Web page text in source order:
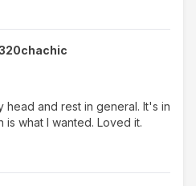
and helpful.
and rest in general. It's in
is what I wanted. Loved it.